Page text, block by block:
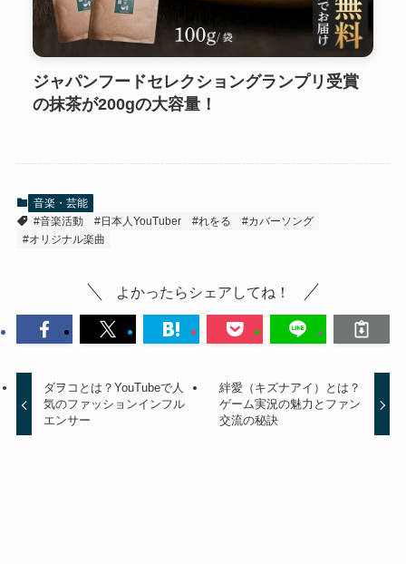
ジャパンフードセレクショングランプリ受賞
の抹茶が200gの大容量！
音楽・芸能
#音楽活動
#日本人YouTuber #れをる
#カバーソング
#オリジナル楽曲
よかったらシェアしてね！
ダヲコとは？YouTubeで人
気のファッションインフル
エンサー
絆愛（キズナアイ）とは？
ゲーム実況の魅力とファン
交流の秘訣